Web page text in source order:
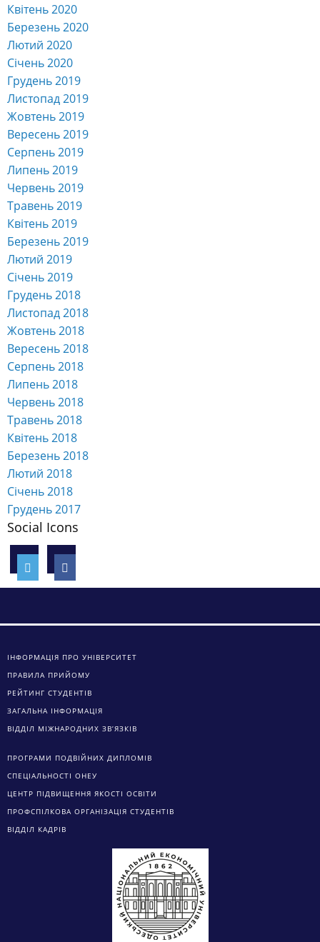
Квітень 2020
Березень 2020
Лютий 2020
Січень 2020
Грудень 2019
Листопад 2019
Жовтень 2019
Вересень 2019
Серпень 2019
Липень 2019
Червень 2019
Травень 2019
Квітень 2019
Березень 2019
Лютий 2019
Січень 2019
Грудень 2018
Листопад 2018
Жовтень 2018
Вересень 2018
Серпень 2018
Липень 2018
Червень 2018
Травень 2018
Квітень 2018
Березень 2018
Лютий 2018
Січень 2018
Грудень 2017
Social Icons
ІНФОРМАЦІЯ ПРО УНІВЕРСИТЕТ
ПРАВИЛА ПРИЙОМУ
РЕЙТИНГ СТУДЕНТІВ
ЗАГАЛЬНА ІНФОРМАЦІЯ
ВІДДІЛ МІЖНАРОДНИХ ЗВ’ЯЗКІВ
ПРОГРАМИ ПОДВІЙНИХ ДИПЛОМІВ
СПЕЦІАЛЬНОСТІ ОНЕУ
ЦЕНТР ПІДВИЩЕННЯ ЯКОСТІ ОСВІТИ
ПРОФСПІЛКОВА ОРГАНІЗАЦІЯ СТУДЕНТІВ
ВІДДІЛ КАДРІВ